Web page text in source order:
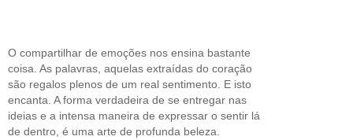
O compartilhar de emoções nos ensina bastante
coisa. As palavras, aquelas extraídas do coração
são regalos plenos de um real sentimento. E isto
encanta. A forma verdadeira de se entregar nas
ideias e a intensa maneira de expressar o sentir lá
de dentro, é uma arte de profunda beleza.